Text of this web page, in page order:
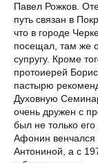
Павел Рожков.
путь связан в
что в городе
посещал, там же
супругу. Кроме
протоиерей
пастырю
Духовную
очень дружен с
был не только
Афонин венчался
Антониной, а с